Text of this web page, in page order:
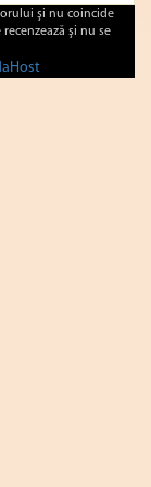
şi nu coincide
şi nu se